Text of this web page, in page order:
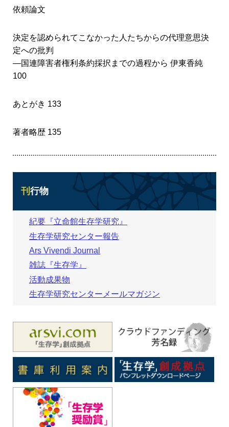
依頼論文
決定を認められてこなかった人たちからの代理意思決
定への批判
―国連障害者権利条約採択までの過程から 伊東香純
100
あとがき 133
著者略歴 135
刊行物
紀要『立命館生存学研究』
生存学研究センター報告
Ars Vivendi Journal
雑誌『生存学』
活動成果物
生存学研究センターメールマガジン